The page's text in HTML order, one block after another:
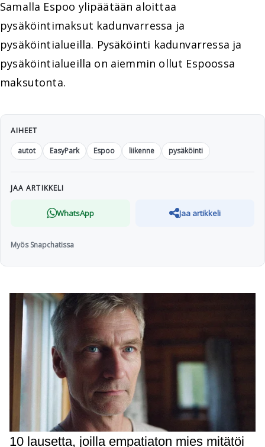
Samalla Espoo ylipäätään aloittaa
pysäköintimaksut kadunvarressa ja
pysäköintialueilla. Pysäköinti kadunvarressa ja
pysäköintialueilla on aiemmin ollut Espoossa
maksutonta.
AIHEET
autot
EasyPark Espoo liikenne pysäköinti
JAA ARTIKKELI
WhatsApp Jaa artikkeli
Myös Snapchatissa